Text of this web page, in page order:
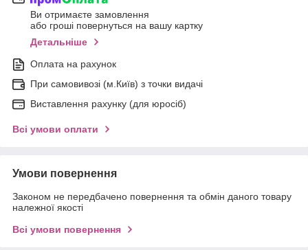
Ви отримаєте замовлення
або гроші повернуться на вашу картку
Детальніше
Оплата на рахунок
При самовивозі (м.Київ) з точки видачі
Виставлення рахунку (для юросіб)
Всі умови оплати
Умови повернення
Законом не передбачено повернення та обмін даного товару
належної якості
Всі умови повернення